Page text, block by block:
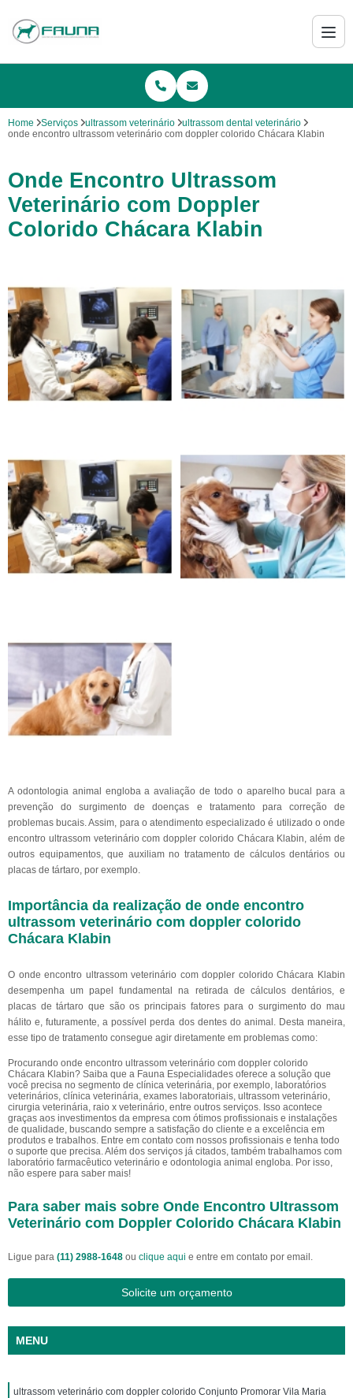
Home Serviços ultrassom veterinário
ultrassom dental veterinário
onde encontro ultrassom veterinário com doppler colorido Chácara Klabin
Onde Encontro Ultrassom
Veterinário com Doppler
Colorido Chácara Klabin
A odontologia animal engloba a avaliação de todo o aparelho bucal para a
prevenção do surgimento de doenças e tratamento para correção de
problemas bucais. Assim, para o atendimento especializado é utilizado o onde
encontro ultrassom veterinário com doppler colorido Chácara Klabin, além de
outros equipamentos, que auxiliam no tratamento de cálculos dentários ou
placas de tártaro, por exemplo.
Importância da realização de onde encontro
ultrassom veterinário com doppler colorido
Chácara Klabin
O onde encontro ultrassom veterinário com doppler colorido Chácara Klabin
desempenha um papel fundamental na retirada de cálculos dentários, e
placas de tártaro que são os principais fatores para o surgimento do mau
hálito e, futuramente, a possível perda dos dentes do animal. Desta maneira,
esse tipo de tratamento consegue agir diretamente em problemas como:
Procurando onde encontro ultrassom veterinário com doppler colorido
Chácara Klabin? Saiba que a Fauna Especialidades oferece a solução que
você precisa no segmento de clínica veterinária, por exemplo, laboratórios
veterinários, clínica veterinária, exames laboratoriais, ultrassom veterinário,
cirurgia veterinária, raio x veterinário, entre outros serviços. Isso acontece
graças aos investimentos da empresa com ótimos profissionais e instalações
de qualidade, buscando sempre a satisfação do cliente e a excelência em
produtos e trabalhos. Entre em contato com nossos profissionais e tenha todo
o suporte que precisa. Além dos serviços já citados, também trabalhamos com
laboratório farmacêutico veterinário e odontologia animal engloba. Por isso,
não espere para saber mais!
Para saber mais sobre Onde Encontro Ultrassom
Veterinário com Doppler Colorido Chácara Klabin
Ligue para (11) 2988-1648 ou clique aqui e entre em contato por email.
Solicite um orçamento
MENU
ultrassom veterinário com doppler colorido Conjunto Promorar Vila Maria